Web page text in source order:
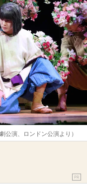
公演、ロンドン公演より）
PR